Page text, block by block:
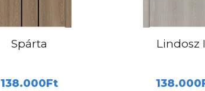
Spárta
138.000Ft
Lindosz
138.000